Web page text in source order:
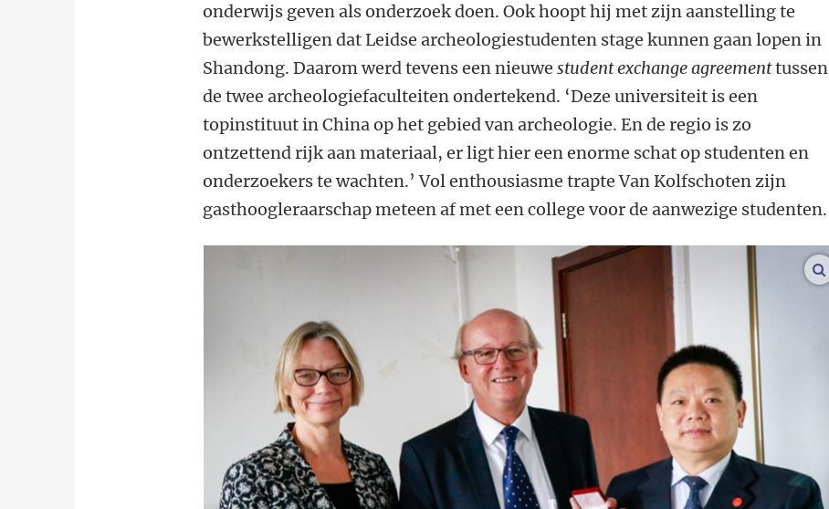
onderwijs geven als onderzoek doen. Ook hoopt hij met zijn aanstelling te
bewerkstelligen dat Leidse archeologiestudenten stage kunnen gaan lopen in
Shandong. Daarom werd tevens een nieuwestudent exchange agreementtussen
de twee archeologiefaculteiten ondertekend. ‘Deze universiteit is een
topinstituut in China op het gebied van archeologie. En de regio is zo
ontzettend rijk aan materiaal, er ligt hier een enorme schat op studenten en
onderzoekers te wachten.’ Vol enthousiasme trapte Van Kolfschoten zijn
gasthoogleraarschap meteen af met een college voor de aanwezige studenten.